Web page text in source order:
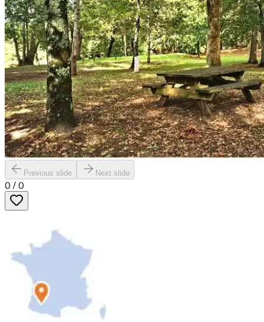
Previous slide Next slide
0 / 0